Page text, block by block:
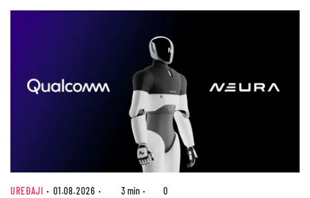
UREĐAJI 01.08.2026 3 min 0